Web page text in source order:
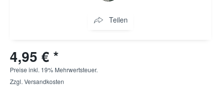
Teilen
4,95 € *
Preise inkl. 19% Mehrwertsteuer.
Zzgl. Versandkosten